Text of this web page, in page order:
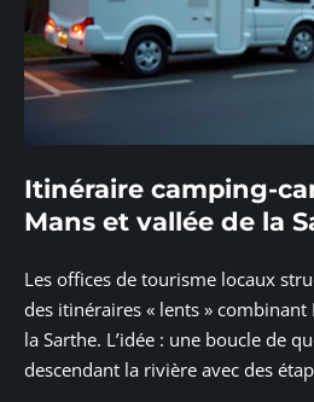
Itinéraire camping-
Mans et vallée de la
Les offices de tourisme locaux
des itinéraires « lents » combinant
la Sarthe. L’idée : une boucle de
descendant la rivière avec des